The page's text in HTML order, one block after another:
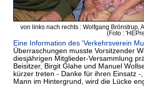
von links nach rechts : Wolfgang Brönstrup,
(Foto :
Eine Information des 'Verkehrsverein
Überraschungen musste Vorsitzender
diesjährigen Mitglieder-Versammlung
Beisitzer, Birgit Glahe und Manuel
kürzer treten - Danke für ihren Einsatz
Mann im Hintergrund, wird die Lücke